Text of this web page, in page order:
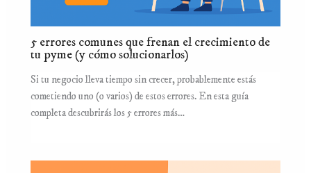
5 errores comunes que frenan el crecimiento de
tu pyme (y cómo solucionarlos)
Si tu negocio lleva tiempo sin crecer, probablemente estás
cometiendo uno (o varios) de estos errores. En esta guía
completa descubrirás los 5 errores más…